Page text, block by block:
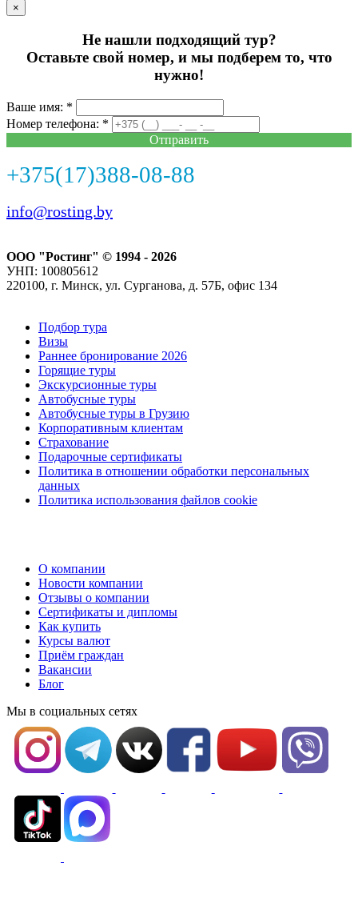
×
Не нашли подходящий тур?
Оставьте свой номер, и мы подберем то, что
нужно!
Ваше имя: *
Номер телефона: *
Отправить
+375(17)388-08-88
info@rosting.by
ООО "Ростинг" © 1994 - 2026
УНП: 100805612
220100, г. Минск, ул. Сурганова, д. 57Б, офис 134
Подбор тура
Визы
Раннее бронирование 2026
Горящие туры
Экскурсионные туры
Автобусные туры
Автобусные туры в Грузию
Корпоративным клиентам
Страхование
Подарочные сертификаты
Политика в отношении обработки персональных
данных
Политика использования файлов cookie
О компании
Новости компании
Отзывы о компании
Сертификаты и дипломы
Как купить
Курсы валют
Приём граждан
Вакансии
Блог
Мы в социальных сетях